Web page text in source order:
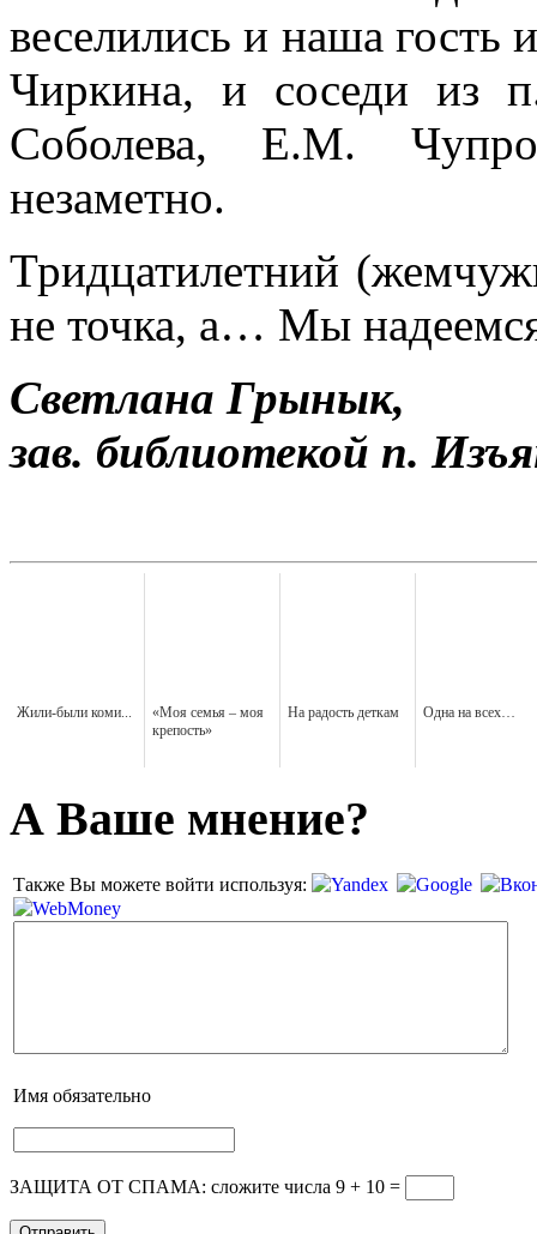
веселились и наша гость
Чиркина, и соседи из
Соболева, Е.М.
незаметно.
Тридцатилетний
не точка, а… Мы
Светлана Грынык,
зав. библиотекой п.
Жили-были коми...
«Моя семья – моя
крепость»
На радость деткам Одна на всех…
А Ваше мнение?
Также Вы можете войти используя:
Имя обязательно
ЗАЩИТА ОТ СПАМА: сложите числа 9 + 10 =